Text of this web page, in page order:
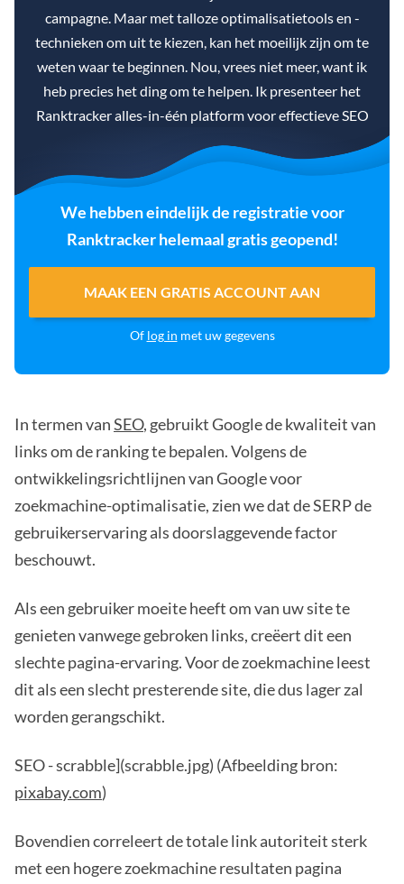
campagne. Maar met talloze optimalisatietools en -
technieken om uit te kiezen, kan het moeilijk zijn om te
weten waar te beginnen. Nou, vrees niet meer, want ik
heb precies het ding om te helpen. Ik presenteer het
Ranktracker alles-in-één platform voor effectieve SEO
We hebben eindelijk de registratie voor
Ranktracker helemaal gratis geopend!
MAAK EEN GRATIS ACCOUNT AAN
Of log in met uw gegevens
In termen vanSEO, gebruikt Google de kwaliteit van
links om de ranking te bepalen. Volgens de
ontwikkelingsrichtlijnen van Google voor
zoekmachine-optimalisatie, zien we dat de SERP de
gebruikerservaring als doorslaggevende factor
beschouwt.
Als een gebruiker moeite heeft om van uw site te
genieten vanwege gebroken links, creëert dit een
slechte pagina-ervaring. Voor de zoekmachine leest
dit als een slecht presterende site, die dus lager zal
worden gerangschikt.
SEO - scrabble](scrabble.jpg) (Afbeelding bron:
pixabay.com)
Bovendien correleert de totale link autoriteit sterk
met een hogere zoekmachine resultaten pagina